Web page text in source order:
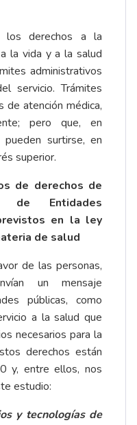
los derechos a la
la vida y a la salud
administrativos
servicio. Trámites
de atención médica,
pero que, en
pueden surtirse, en
superior.
de derechos de
de Entidades
en la ley
de salud
de las personas,
un mensaje
públicas, como
a la salud que
necesarios para la
derechos están
y, entre ellos, nos
estudio:
y tecnologías de